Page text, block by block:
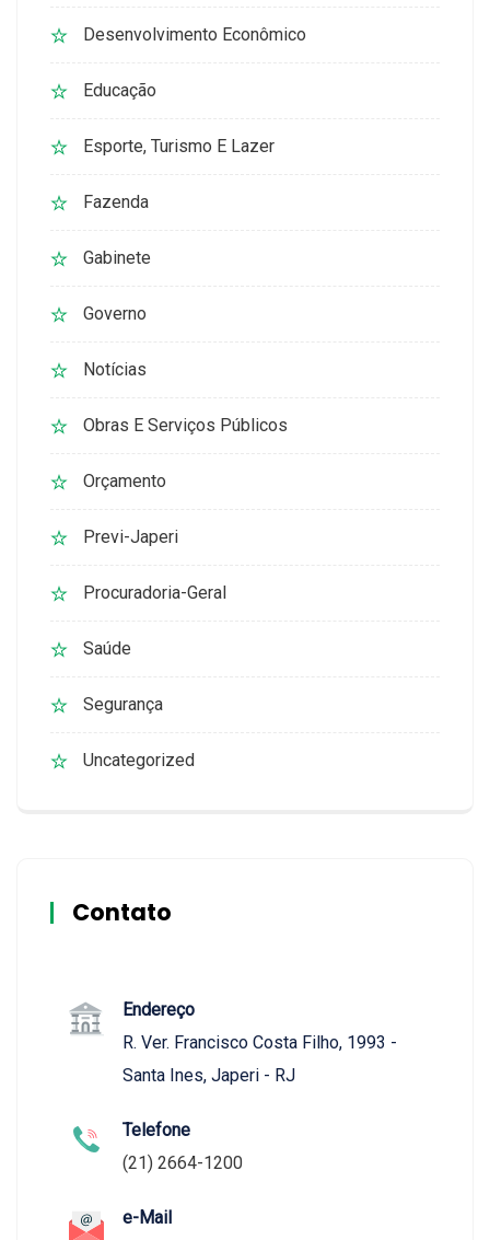
Desenvolvimento Econômico
Educação
Esporte, Turismo E Lazer
Fazenda
Gabinete
Governo
Notícias
Obras E Serviços Públicos
Orçamento
Previ-Japeri
Procuradoria-Geral
Saúde
Segurança
Uncategorized
Contato
Endereço
R. Ver. Francisco Costa Filho, 1993 -
Santa Ines, Japeri - RJ
Telefone
(21) 2664-1200
e-Mail